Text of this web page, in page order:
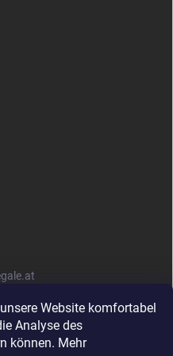
Website komfortabel
Analyse des
können. Mehr